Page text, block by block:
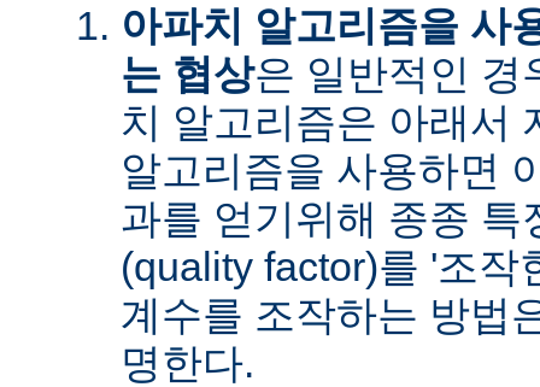
아파치 알고리즘을 사
는 협상은 일반적인 경
치 알고리즘은 아래서
알고리즘을 사용하면
과를 얻기위해 종종 특
(quality factor)를 '조작
계수를 조작하는 방법
명한다.